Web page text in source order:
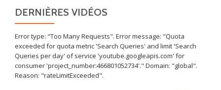
DERNIÈRES VIDÉOS
Error type: "Too Many Requests". Error message: "Quota
exceeded for quota metric 'Search Queries' and limit 'Search
Queries per day' of service 'youtube.googleapis.com' for
consumer 'project_number:466801052734'." Domain: "global".
Reason: "rateLimitExceeded".